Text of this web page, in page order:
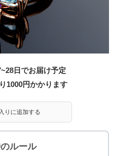
日でお届け予定
1000円かかります
りに追加する
ルール